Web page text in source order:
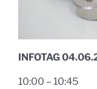
INFOTAG
10:00 – 10:45